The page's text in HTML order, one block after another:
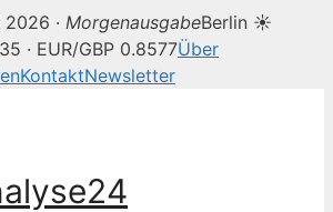
· MorgenausgabeBerlin ☀
· EUR/GBP 0.8577Über
KontaktNewsletter